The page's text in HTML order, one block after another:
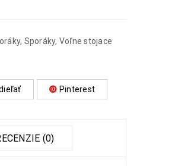
, Sporáky, Voľne stojace
Pinterest
(0)